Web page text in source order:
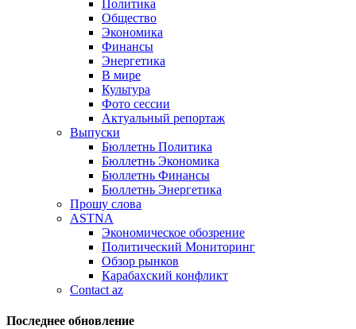
Политика
Общество
Экономика
Финансы
Энергетика
В мире
Культура
Фото сессии
Актуальный репортаж
Выпуски
Бюллетнь Политика
Бюллетнь Экономика
Бюллетнь Финансы
Бюллетнь Энергетика
Прошу слова
ASTNA
Экономическое обозрение
Политический Мониторинг
Обзор рынков
Карабахский конфликт
Contact az
Последнее обновление